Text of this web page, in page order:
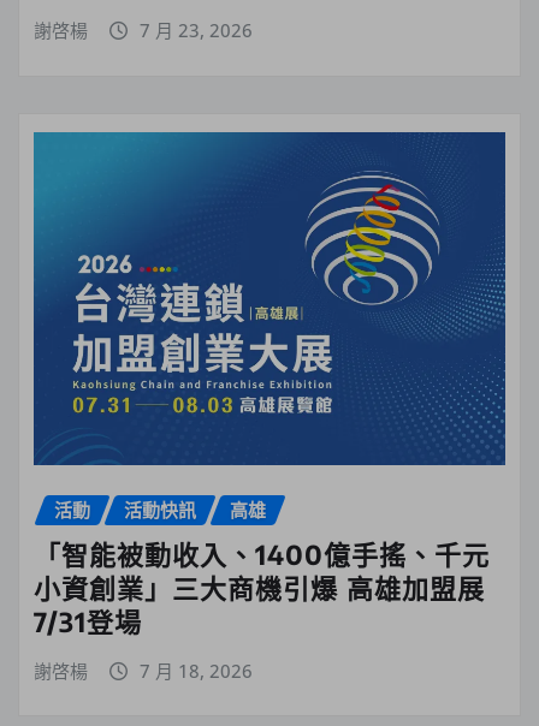
謝啓楊 7 月 23, 2026
活動 活動快訊 高雄
「智能被動收入、1400億手搖、千元
小資創業」三大商機引爆 高雄加盟展
7/31登場
謝啓楊 7 月 18, 2026